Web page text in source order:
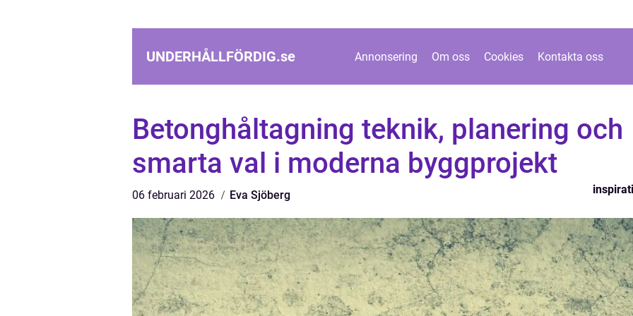
UNDERHÅLLFÖRDIG.se Annonsering Om oss Cookies Kontakta oss
Betonghåltagning teknik, planering och
smarta val i moderna byggprojekt
06 februari 2026 Eva Sjöberg